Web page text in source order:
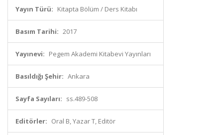
Yayın Türü: Kitapta Bölüm / Ders Kitabı
Basım Tarihi: 2017
Yayınevi: Pegem Akademi Kitabevi Yayınları
Basıldığı Şehir: Ankara
Sayfa Sayıları: ss.489-508
Editörler: Oral B, Yazar T, Editör